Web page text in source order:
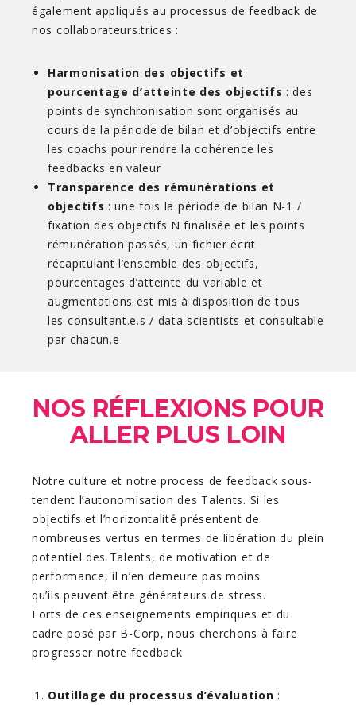
également appliqués au processus de feedback de
nos collaborateurs.trices :
Harmonisation des objectifs et
pourcentage d’atteinte des objectifs : des
points de synchronisation sont organisés au
cours de la période de bilan et d’objectifs entre
les coachs pour rendre la cohérence les
feedbacks en valeur
Transparence des rémunérations et
objectifs : une fois la période de bilan N-1 /
fixation des objectifs N finalisée et les points
rémunération passés, un fichier écrit
récapitulant l’ensemble des objectifs,
pourcentages d’atteinte du variable et
augmentations est mis à disposition de tous
les consultant.e.s / data scientists et consultable
par chacun.e
NOS RÉFLEXIONS POUR
ALLER PLUS LOIN
Notre culture et notre process de feedback sous-
tendent l’autonomisation des Talents. Si les
objectifs et l’horizontalité présentent de
nombreuses vertus en termes de libération du plein
potentiel des Talents, de motivation et de
performance, il n’en demeure pas moins
qu’ils peuvent être générateurs de stress.
Forts de ces enseignements empiriques et du
cadre posé par B-Corp, nous cherchons à faire
progresser notre feedback
Outillage du processus d’évaluation :